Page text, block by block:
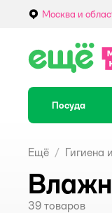
Выбор
Москва и
Посуда
Ещё Гигиена
39 товаров